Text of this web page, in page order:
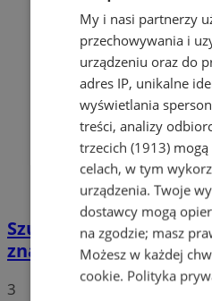
Szukasz informacji o
znajdziesz je w
3
My i nasi partnerzy
przechowywania i
urządzeniu oraz do
adres IP, unikalne
wyświetlania
treści, analizy
trzecich (1913)mogą
celach, w tym
urządzenia. Twoje
dostawcy mogą
na zgodzie; masz
Możesz w każdej
cookie. Polityka